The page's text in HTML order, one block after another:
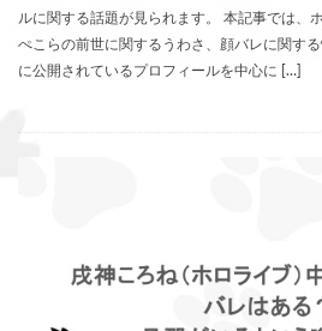
ルに関する話題が見られます。 本記事では、
ぺこらの前世に関するうわさ、顔バレに関す
に公開されているプロフィールを中心に […]